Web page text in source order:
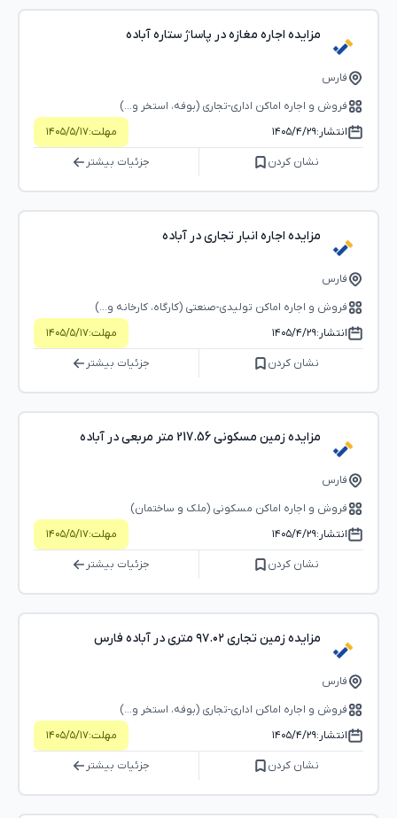
مزایده اجاره مغازه در پاساژ ستاره آباده
فارس
فروش و اجاره اماکن اداری-تجاری (بوفه، استخر و...)
انتشار:۱۴۰۵/۴/۲۹ مهلت:۱۴۰۵/۵/۱۷
نشان کردن جزئیات بیشتر
مزایده اجاره انبار تجاری در آباده
فارس
فروش و اجاره اماکن تولیدی-صنعتی (کارگاه، کارخانه و...)
انتشار:۱۴۰۵/۴/۲۹ مهلت:۱۴۰۵/۵/۱۷
نشان کردن جزئیات بیشتر
مزایده زمین مسکونی 217.56 متر مربعی در آباده
فارس
فروش و اجاره اماکن مسکونی (ملک و ساختمان)
انتشار:۱۴۰۵/۴/۲۹ مهلت:۱۴۰۵/۵/۱۷
نشان کردن جزئیات بیشتر
مزایده زمین تجاری ۹۷.۰۲ متری در آباده فارس
فارس
فروش و اجاره اماکن اداری-تجاری (بوفه، استخر و...)
انتشار:۱۴۰۵/۴/۲۹ مهلت:۱۴۰۵/۵/۱۷
نشان کردن جزئیات بیشتر